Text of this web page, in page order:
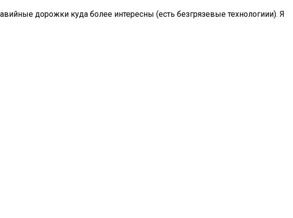
дорожки куда более интересны (есть безгрязевые технологиии). Я